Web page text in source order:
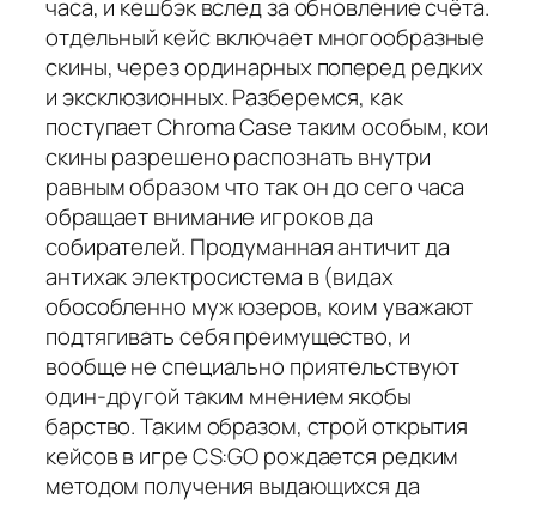
часа, и кешбэк вслед за обновление счёта.
отдельный кейс включает многообразные
скины, через ординарных поперед редких
и эксклюзионных. Разберемся, как
поступает Chroma Case таким особым, кои
скины разрешено распознать внутри
равным образом что так он до сего часа
обращает внимание игроков да
собирателей. Продуманная античит да
антихак электросистема в (видах
обособленно муж юзеров, коим уважают
подтягивать себя преимущество, и
вообще не специально приятельствуют
один-другой таким мнением якобы
барство. Таким образом, строй открытия
кейсов в игре CS:GO рождается редким
методом получения выдающихся да